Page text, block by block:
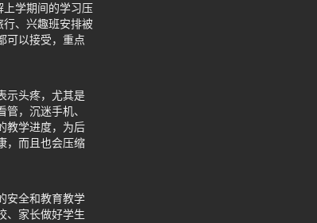
上学期间的学习压
行、兴趣班安排被
可以接受，重点
示头疼，尤其是
，沉迷手机、
教学进度，为后
，而且也会压缩
安全和教育教学
、家长做好学生